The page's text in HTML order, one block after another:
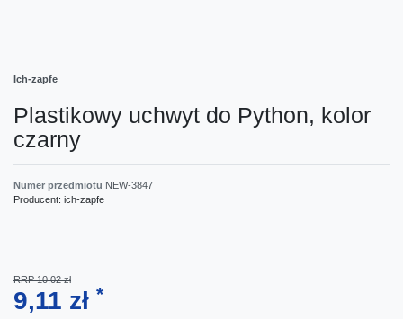
Ich-zapfe
Plastikowy uchwyt do Python, kolor
czarny
Numer przedmiotu NEW-3847
Producent: ich-zapfe
RRP 10,02 zł
9,11 zł *